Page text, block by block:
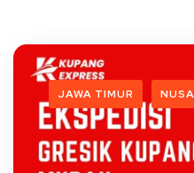
JAWA TIMUR